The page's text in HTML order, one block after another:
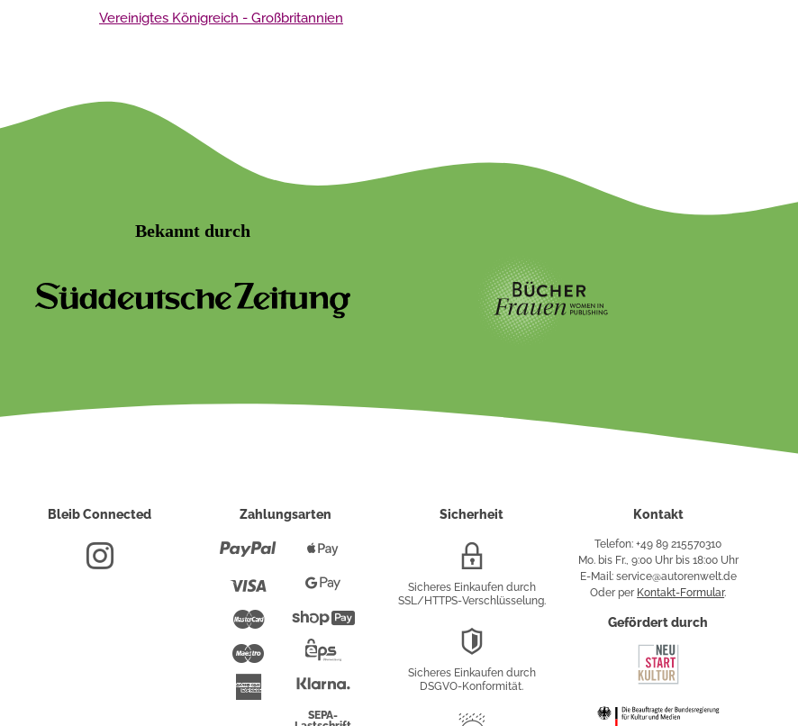
Vereinigtes Königreich - Großbritannien
Bekannt durch
Bleib Connected Zahlungsarten
Paypal
Mastercard
Maestro
American
Express
Pay
PayShopify
Überweisung
SEPA-
Sicherheit
Verschlüsselung
Sicheres Einkaufen durch
SSL/HTTPS-Verschlüsselung.
Sicheres Einkaufen durch
DSGVO-Konformität.
Kontakt
Telefon: +49 89 215570310
Mo. bis Fr., 9:00 Uhr bis 18:00 Uhr
E-Mail: service@autorenwelt.de
Oder per Kontakt-Formular.
Gefördert durch